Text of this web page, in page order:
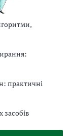
практичні